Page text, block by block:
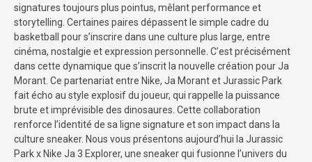
signatures toujours plus pointus, mêlant performance et
storytelling. Certaines paires dépassent le simple cadre du
basketball pour s’inscrire dans une culture plus large, entre
cinéma, nostalgie et expression personnelle. C’est précisément
dans cette dynamique que s’inscrit la nouvelle création pour Ja
Morant. Ce partenariat entre Nike, Ja Morant et Jurassic Park
fait écho au style explosif du joueur, qui rappelle la puissance
brute et imprévisible des dinosaures. Cette collaboration
renforce l’identité de sa ligne signature et son impact dans la
culture sneaker. Nous vous présentons aujourd’hui la Jurassic
Park x Nike Ja 3 Explorer, une sneaker qui fusionne l’univers du